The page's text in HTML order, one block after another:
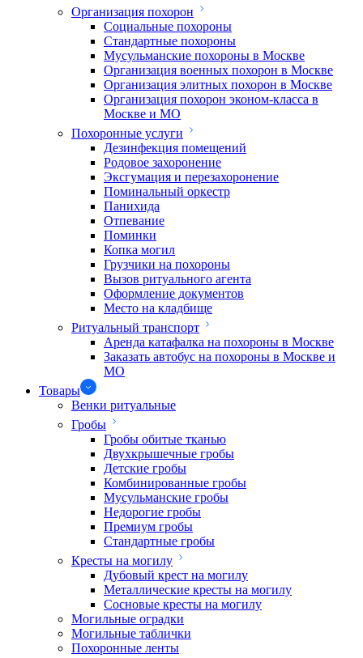
Организация похорон
Социальные похороны
Стандартные похороны
Мусульманские похороны в Москве
Организация военных похорон в Москве
Организация элитных похорон в Москве
Организация похорон эконом-класса в
Москве и МО
Похоронные услуги
Дезинфекция помещений
Родовое захоронение
Эксгумация и перезахоронение
Поминальный оркестр
Панихида
Отпевание
Поминки
Копка могил
Грузчики на похороны
Вызов ритуального агента
Оформление документов
Место на кладбище
Ритуальный транспорт
Аренда катафалка на похороны в Москве
Заказать автобус на похороны в Москве и
МО
Товары
Венки ритуальные
Гробы
Гробы обитые тканью
Двухкрышечные гробы
Детские гробы
Комбинированные гробы
Мусульманские гробы
Недорогие гробы
Премиум гробы
Стандартные гробы
Кресты на могилу
Дубовый крест на могилу
Металлические кресты на могилу
Сосновые кресты на могилу
Могильные оградки
Могильные таблички
Похоронные ленты